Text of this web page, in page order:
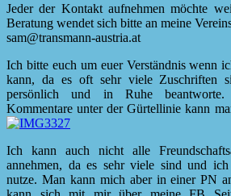
Jeder der Kontakt aufnehmen möchte
Beratung wendet sich bitte an meine
sam@transmann-austria.at
Ich bitte euch um euer Verständnis wenn
kann, da es oft sehr viele Zuschriften
persönlich und in Ruhe beantworte.
Kommentare unter der Gürtellinie kann
Ich kann auch nicht alle
annehmen, da es sehr viele sind und
nutze. Man kann mich aber in einer PN